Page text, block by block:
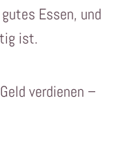
Essen, und
ist.
verdienen –